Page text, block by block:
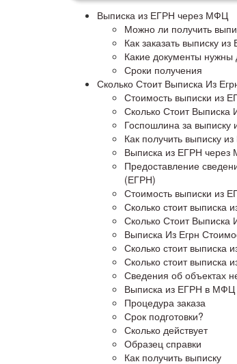
Выписка из ЕГРН через МФЦ
Можно ли получить
Как заказать выписку
Какие документы
Сроки получения
Сколько Стоит Выписка Из
Стоимость выписки из
Сколько Стоит Выписка
Госпошлина за выписку
Как получить выписку
Выписка из ЕГРН
Предоставление
(ЕГРН)
Стоимость выписки из
Сколько стоит выписка
Сколько Стоит
Выписка Из Егрн
Сколько стоит выписка
Сколько стоит выписка
Сведения об объектах
Выписка из ЕГРН в МФЦ
Процедура заказа
Срок подготовки?
Сколько действует
Образец справки
Как получить выписку